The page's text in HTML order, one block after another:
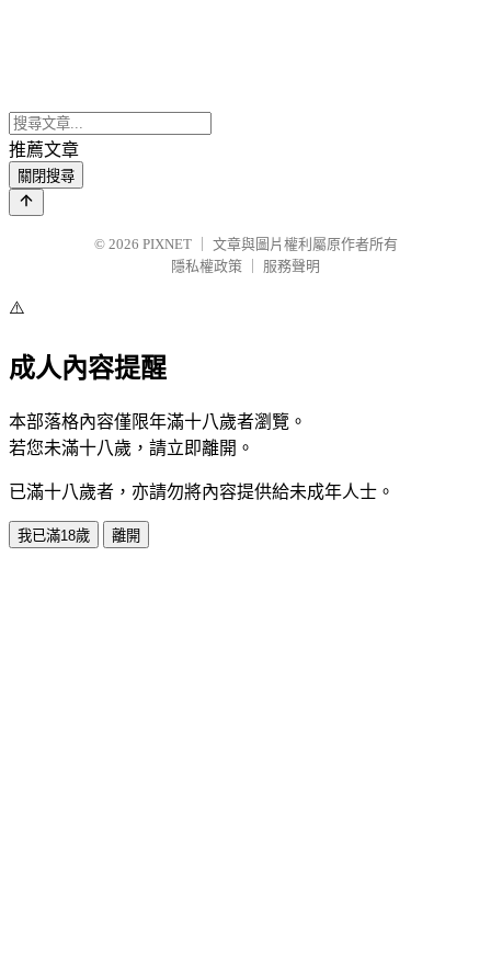
推薦文章
關閉搜尋
© 2026 PIXNET
文章與圖片權利屬原作者所有
隱私權政策
服務聲明
⚠️
成人內容提醒
本部落格內容僅限年滿十八歲者瀏覽。
若您未滿十八歲，請立即離開。
已滿十八歲者，亦請勿將內容提供給未成年人士。
我已滿18歲 離開